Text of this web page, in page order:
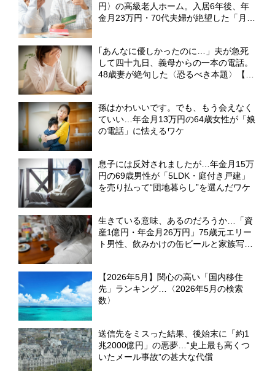
円〉の高級老人ホーム。入居6年後、年
金月23万円・70代夫婦が絶望した「月8
｢あんなに優しかったのに…」夫が急死
して四十九日、義母からの一本の電話。
48歳妻が絶句した〈恐るべき本題〉【弁
孫はかわいいです。でも、もう会えなく
ていい…年金月13万円の64歳女性が「娘
の電話」に怯えるワケ
息子には反対されましたが…年金月15万
円の69歳男性が「5LDK・庭付き戸建」
を売り払って“団地暮らし”を選んだワケ
生きている意味、あるのだろうか…「資
産1億円・年金月26万円」75歳元エリー
ト男性、飲みかけの缶ビールと家族写真
【2026年5月】関心の高い「国内移住
先」ランキング…〈2026年5月の検索
数〉
送信先をミスった結果、後始末に「約1
兆2000億円」の悪夢…“史上最も高くつ
いたメール事故”の甚大な代償